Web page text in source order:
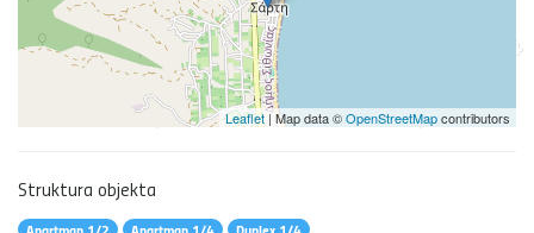
Leaflet| Map data ©OpenStreetMapcontributors
Struktura objekta